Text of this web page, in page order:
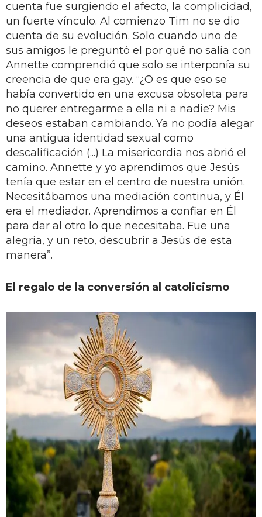
cuenta fue surgiendo el afecto, la complicidad,
un fuerte vínculo. Al comienzo Tim no se dio
cuenta de su evolución. Solo cuando uno de
sus amigos le preguntó el por qué no salía con
Annette comprendió que solo se interponía su
creencia de que era gay. “¿O es que eso se
había convertido en una excusa obsoleta para
no querer entregarme a ella ni a nadie? Mis
deseos estaban cambiando. Ya no podía alegar
una antigua identidad sexual como
descalificación (...) La misericordia nos abrió el
camino. Annette y yo aprendimos que Jesús
tenía que estar en el centro de nuestra unión.
Necesitábamos una mediación continua, y Él
era el mediador. Aprendimos a confiar en Él
para dar al otro lo que necesitaba. Fue una
alegría, y un reto, descubrir a Jesús de esta
manera”.
El regalo de la conversión al catolicismo